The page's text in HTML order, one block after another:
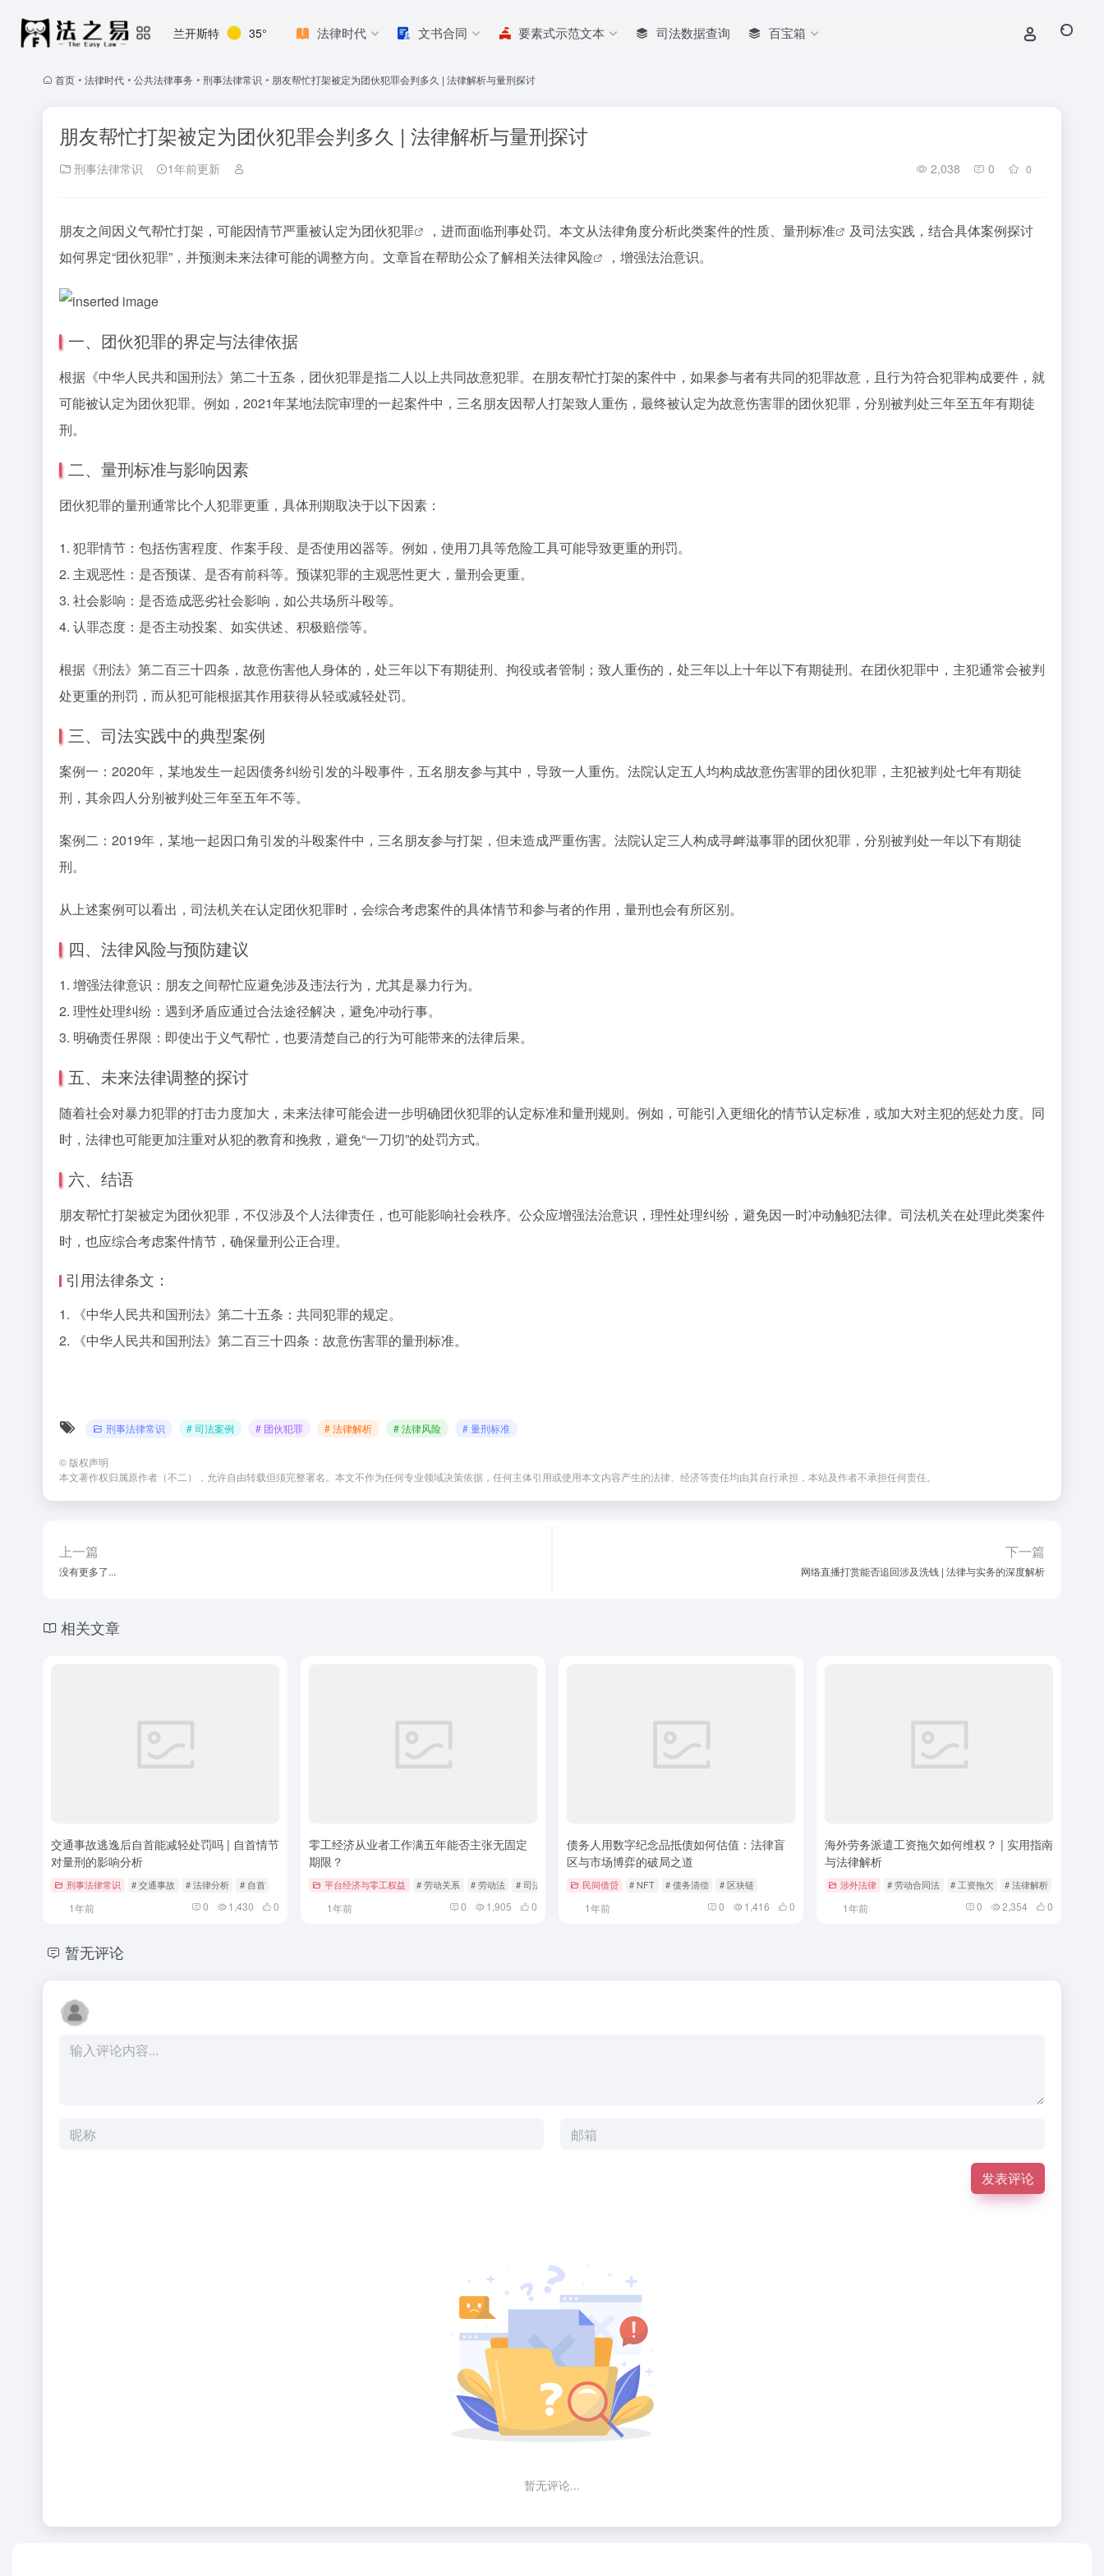
兰开斯特 35° 法律时代 文书合同 要素式示范文本 司法数据查询 百宝箱
首页 • 法律时代 • 公共法律事务 • 刑事法律常识 • 朋友帮忙打架被定为团伙犯罪会判多久 | 法律解析与量刑探讨
朋友帮忙打架被定为团伙犯罪会判多久 | 法律解析与量刑探讨
刑事法律常识 1年前更新 2,038 0 0
朋友之间因义气帮忙打架，可能因情节严重被认定为团伙犯罪 ，进而面临刑事处罚。本文从法律角度分析此类案件的性质、 量刑标准
及司法实践，结合具体案例探讨
如何界定“团伙犯罪”，并预测未来法律可能的调整方向。文章旨在帮助公众了解相关法律风险 ，增强法治意识。
一、团伙犯罪的界定与法律依据
根据《中华人民共和国刑法》第二十五条，团伙犯罪是指二人以上共同故意犯罪。在朋友帮忙打架的案件中，如果参与者有共同的犯罪故意，且行为符合犯罪构成要件，就
可能被认定为团伙犯罪。例如，2021年某地法院审理的一起案件中，三名朋友因帮人打架致人重伤，最终被认定为故意伤害罪的团伙犯罪，分别被判处三年至五年有期徒
刑。
二、量刑标准与影响因素
团伙犯罪的量刑通常比个人犯罪更重，具体刑期取决于以下因素：
1. 犯罪情节：包括伤害程度、作案手段、是否使用凶器等。例如，使用刀具等危险工具可能导致更重的刑罚。
2. 主观恶性：是否预谋、是否有前科等。预谋犯罪的主观恶性更大，量刑会更重。
3. 社会影响：是否造成恶劣社会影响，如公共场所斗殴等。
4. 认罪态度：是否主动投案、如实供述、积极赔偿等。
根据《刑法》第二百三十四条，故意伤害他人身体的，处三年以下有期徒刑、拘役或者管制；致人重伤的，处三年以上十年以下有期徒刑。在团伙犯罪中，主犯通常会被判
处更重的刑罚，而从犯可能根据其作用获得从轻或减轻处罚。
三、司法实践中的典型案例
案例一：2020年，某地发生一起因债务纠纷引发的斗殴事件，五名朋友参与其中，导致一人重伤。法院认定五人均构成故意伤害罪的团伙犯罪，主犯被判处七年有期徒
刑，其余四人分别被判处三年至五年不等。
案例二：2019年，某地一起因口角引发的斗殴案件中，三名朋友参与打架，但未造成严重伤害。法院认定三人构成寻衅滋事罪的团伙犯罪，分别被判处一年以下有期徒
刑。
从上述案例可以看出，司法机关在认定团伙犯罪时，会综合考虑案件的具体情节和参与者的作用，量刑也会有所区别。
四、法律风险与预防建议
1. 增强法律意识：朋友之间帮忙应避免涉及违法行为，尤其是暴力行为。
2. 理性处理纠纷：遇到矛盾应通过合法途径解决，避免冲动行事。
3. 明确责任界限：即使出于义气帮忙，也要清楚自己的行为可能带来的法律后果。
五、未来法律调整的探讨
随着社会对暴力犯罪的打击力度加大，未来法律可能会进一步明确团伙犯罪的认定标准和量刑规则。例如，可能引入更细化的情节认定标准，或加大对主犯的惩处力度。同
时，法律也可能更加注重对从犯的教育和挽救，避免“一刀切”的处罚方式。
六、结语
朋友帮忙打架被定为团伙犯罪，不仅涉及个人法律责任，也可能影响社会秩序。公众应增强法治意识，理性处理纠纷，避免因一时冲动触犯法律。司法机关在处理此类案件
时，也应综合考虑案件情节，确保量刑公正合理。
引用法律条文：
1. 《中华人民共和国刑法》第二十五条：共同犯罪的规定。
2. 《中华人民共和国刑法》第二百三十四条：故意伤害罪的量刑标准。
刑事法律常识 # 司法案例 # 团伙犯罪 # 法律解析 # 法律风险 # 量刑标准
© 版权声明
本文著作权归属原作者（不二），允许自由转载但须完整署名。本文不作为任何专业领域决策依据，任何主体引用或使用本文内容产生的法律、经济等责任均由其自行承担，本站及作者不承担任何责任。
上一篇
没有更多了...
下一篇
网络直播打赏能否追回涉及洗钱 | 法律与实务的深度解析
相关文章
交通事故逃逸后自首能减轻处罚吗 | 自首情节
对量刑的影响分析
刑事法律常识 # 交通事故 # 法律分析 # 自首
1年前 0 1,430 0
零工经济从业者工作满五年能否主张无固定
期限？
平台经济与零工权益 # 劳动关系 # 劳动法 # 司法案例
1年前 0 1,905 0
债务人用数字纪念品抵债如何估值：法律盲
区与市场博弈的破局之道
民间借贷 # NFT # 债务清偿 # 区块链
1年前 0 1,416 0
海外劳务派遣工资拖欠如何维权？ | 实用指南
与法律解析
涉外法律 # 劳动合同法 # 工资拖欠 # 法律解析
1年前 0 2,354 0
暂无评论
发表评论
暂无评论...